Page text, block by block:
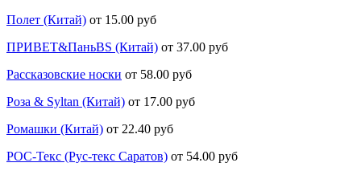
Полет (Китай) от 15.00 руб
ПРИВЕТ&ПаньBS (Китай) от 37.00 руб
Рассказовские носки от 58.00 руб
Роза & Syltan (Китай) от 17.00 руб
Ромашки (Китай) от 22.40 руб
РОС-Текс (Рус-текс Саратов) от 54.00 руб